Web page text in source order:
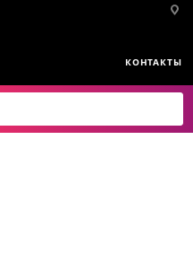
КОНТАКТЫ